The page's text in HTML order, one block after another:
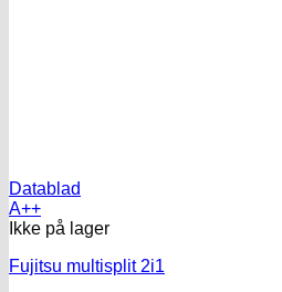
Datablad
A++
Ikke på lager
Fujitsu multisplit 2i1